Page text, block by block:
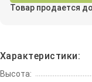
Товар продается
Характеристики:
Высота: